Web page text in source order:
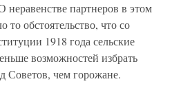
партнеров в этом
то обстоятельство, что со
1918 года сельские
возможностей избрать
Советов, чем горожане.